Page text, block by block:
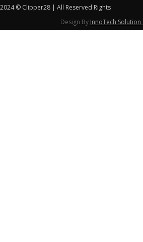
2024 © Clipper28 | All Reserved Rights
Design By InnoTech Solution